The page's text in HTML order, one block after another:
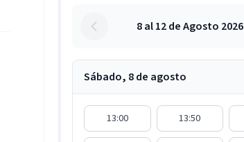
8 al 12 de Agosto 2026
Sábado, 8 de agosto
13:00 13:50